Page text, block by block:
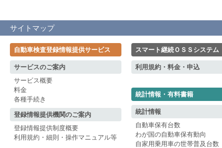
サイトマップ
自動車検査登録情報提供サービス
サービスのご案内
サービス概要
料金
各種手続き
登録情報提供機関のご案内
登録情報提供制度概要
利用規約・細則・操作マニュアル等
スマート継続ＯＳＳシステム
利用規約・料金・申込
統計情報・有料書籍
統計情報
自動車保有台数
わが国の自動車保有動向
自家用乗用車の世帯普及台数